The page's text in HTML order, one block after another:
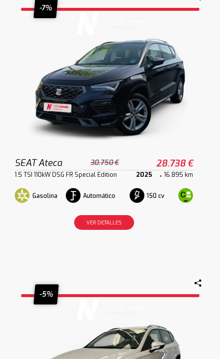
-7%
SEAT Ateca 30.750 € 28.738 €
1.5 TSI 110kW DSG FR Special Edition 2025 16.895 km
Gasolina Automático 150 cv
VER DETALLES
-5%